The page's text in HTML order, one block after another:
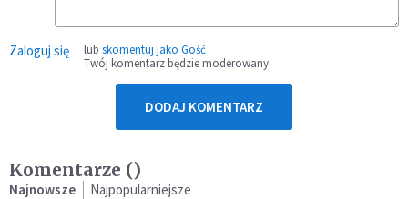
Zaloguj się lub skomentuj jako Gość
Twój komentarz będzie moderowany
DODAJ KOMENTARZ
Komentarze ()
Najnowsze Najpopularniejsze